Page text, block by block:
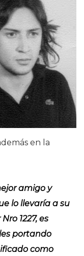
en la
amigo y
lo llevaría a su
1227, es
portando
como